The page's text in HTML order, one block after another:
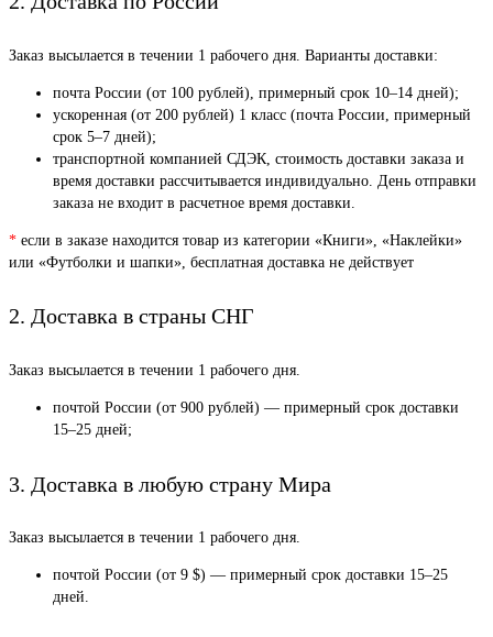
Заказ высылается в течении 1 рабочего дня. Варианты доставки:
почта России (от 100 рублей), примерный срок 10–14 дней);
ускоренная (от 200 рублей) 1 класс (почта России, примерный
срок 5–7 дней);
транспортной компанией СДЭК, стоимость доставки заказа и
время доставки рассчитывается индивидуально. День отправки
заказа не входит в расчетное время доставки.
* если в заказе находится товар из категории «Книги», «Наклейки»
или «Футболки и шапки», бесплатная доставка не действует
2. Доставка в страны СНГ
Заказ высылается в течении 1 рабочего дня.
почтой России (от 900 рублей) — примерный срок доставки
15–25 дней;
3. Доставка в любую страну Мира
Заказ высылается в течении 1 рабочего дня.
почтой России (от 9 $) — примерный срок доставки 15–25
дней.